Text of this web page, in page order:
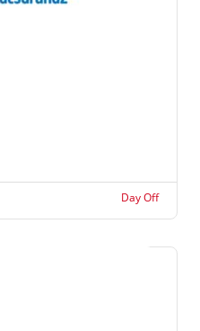
Day Off